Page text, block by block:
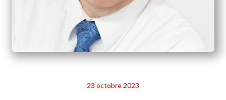
23 octobre 2023